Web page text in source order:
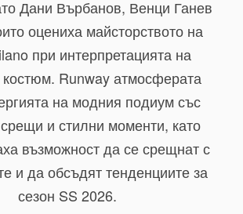
Дани Върбанов, Венци Ганев
оцениха майсторството на
при интерпретацията на
Runway атмосферата
на модния подиум със
и стилни моменти, като
възможност да се срещнат с
и да обсъдят тенденциите за
сезон SS 2026.